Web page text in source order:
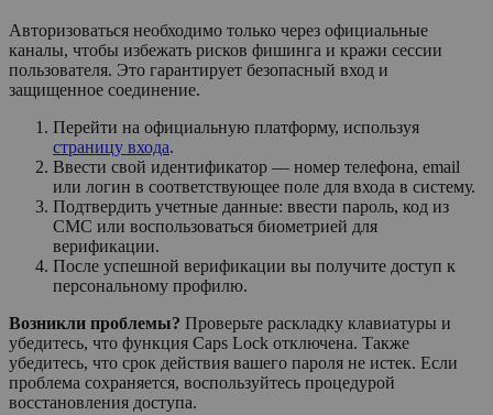
Авторизоваться необходимо только через официальные
каналы, чтобы избежать рисков фишинга и кражи сессии
пользователя. Это гарантирует безопасный вход и
защищенное соединение.
Перейти на официальную платформу, используя
страницу входа.
Ввести свой идентификатор — номер телефона, email
или логин в соответствующее поле для входа в систему.
Подтвердить учетные данные: ввести пароль, код из
СМС или воспользоваться биометрией для
верификации.
После успешной верификации вы получите доступ к
персональному профилю.
Возникли проблемы? Проверьте раскладку клавиатуры и
убедитесь, что функция Caps Lock отключена. Также
убедитесь, что срок действия вашего пароля не истек. Если
проблема сохраняется, воспользуйтесь процедурой
восстановления доступа.